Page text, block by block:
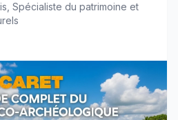
Spécialiste du patrimoine et